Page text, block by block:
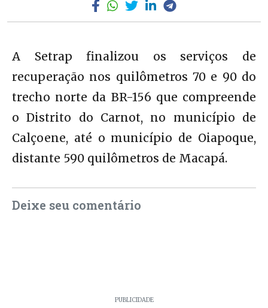
A Setrap finalizou os serviços de
recuperação nos quilômetros 70 e 90 do
trecho norte da BR-156 que compreende
o Distrito do Carnot, no município de
Calçoene, até o município de Oiapoque,
distante 590 quilômetros de Macapá.
Deixe seu comentário
PUBLICIDADE